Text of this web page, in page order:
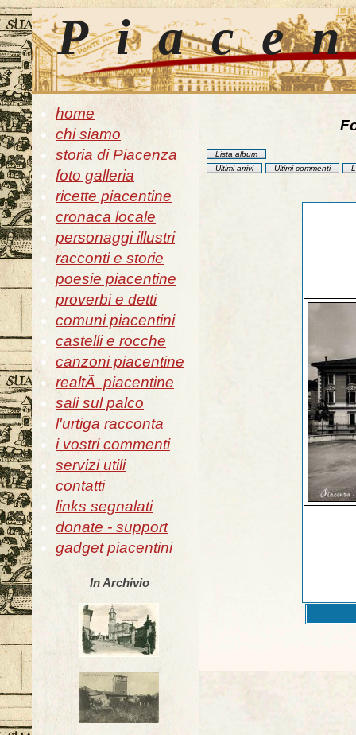
home
chi siamo
storia di Piacenza
foto galleria
ricette piacentine
cronaca locale
personaggi illustri
racconti e storie
poesie piacentine
proverbi e detti
comuni piacentini
castelli e rocche
canzoni piacentine
realtÃ piacentine
sali sul palco
l'urtiga racconta
i vostri commenti
servizi utili
contatti
links segnalati
donate - support
gadget piacentini
In Archivio
Lista album
Ultimi arrivi
Ultimi commenti